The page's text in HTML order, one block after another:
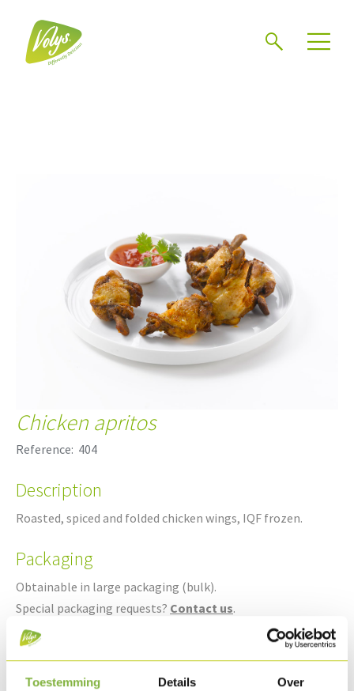
Toestemming Details Over
Chicken apritos
Reference: 404
Description
Roasted, spiced and folded chicken wings, IQF frozen.
Packaging
Obtainable in large packaging (bulk).
Special packaging requests? Contact us.
Shelf life
Available frozen.